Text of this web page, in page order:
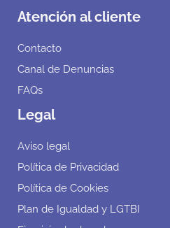
Atención al cliente
Contacto
Canal de Denuncias
FAQs
Legal
Aviso legal
Política de Privacidad
Política de Cookies
Plan de Igualdad y LGTBI